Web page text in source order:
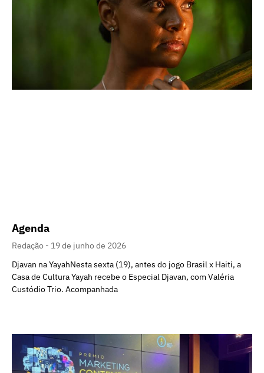
Agenda
Redação
19 de junho de 2026
Djavan na YayahNesta sexta (19), antes do jogo Brasil x Haiti, a
Casa de Cultura Yayah recebe o Especial Djavan, com Valéria
Custódio Trio. Acompanhada